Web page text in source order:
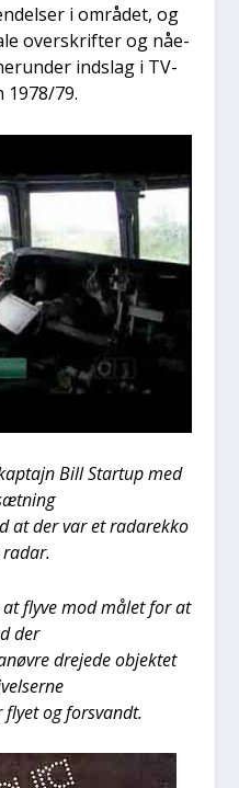
i områ­det, og
over­skrif­ter og nåe­
indslag i TV-
79.
Bill Startup med
at der var et rada­rek­ko
fly­ve mod målet for at
der
dre­je­de objek­tet
og for­svandt.